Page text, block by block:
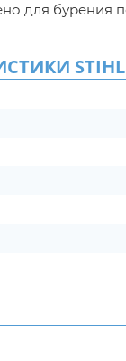
для бурения
STIHL